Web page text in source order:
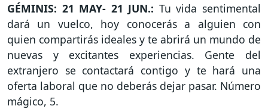
GÉMINIS: 21 MAY- 21 JUN.: Tu vida sentimental
dará un vuelco, hoy conocerás a alguien con
quien compartirás ideales y te abrirá un mundo de
nuevas y excitantes experiencias. Gente del
extranjero se contactará contigo y te hará una
oferta laboral que no deberás dejar pasar. Número
mágico, 5.